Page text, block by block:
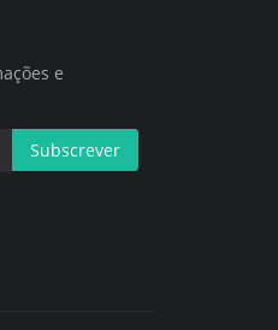
e
Subscrever